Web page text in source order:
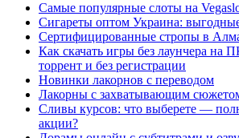
Самые популярные слоты на
Сигареты оптом Украина:
Сертифицированные стропы в
Как скачать игры без лаунчера на
торрент и без регистрации
Новинки лакорнов с переводом
Лакорны с захватывающим
Сливы курсов: что выберете —
акции?